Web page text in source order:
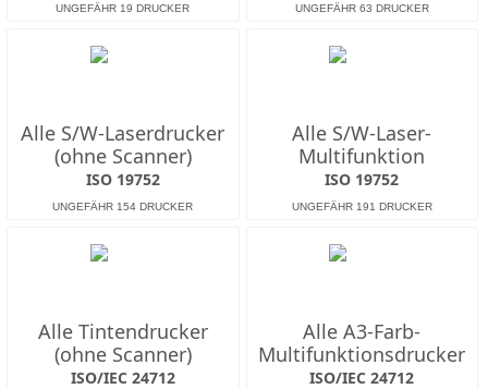
Alle S/W-Laserdrucker
(ohne Scanner)
ISO 19752
Alle S/W-Laser-
Multifunktion
ISO 19752
Alle Tintendrucker
(ohne Scanner)
ISO/IEC 24712
Alle A3-Farb-
Multifunktionsdrucker
ISO/IEC 24712